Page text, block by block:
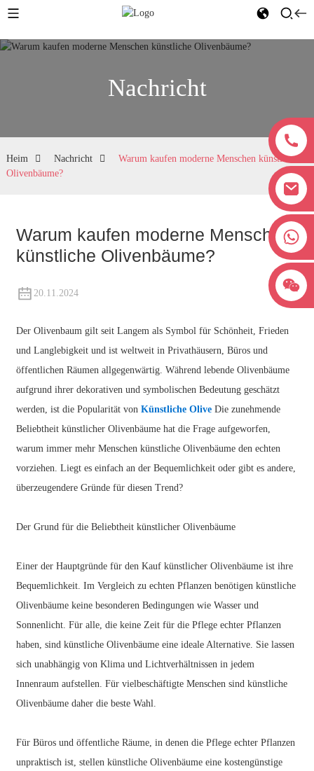
+8618038381627
Nachricht
Heim Nachricht
Warum kaufen moderne Menschen künstliche
Olivenbäume?
Warum kaufen moderne Menschen
künstliche Olivenbäume?
20.11.2024
Der Olivenbaum gilt seit Langem als Symbol für Schönheit, Frieden
und Langlebigkeit und ist weltweit in Privathäusern, Büros und
öffentlichen Räumen allgegenwärtig. Während lebende Olivenbäume
aufgrund ihrer dekorativen und symbolischen Bedeutung geschätzt
werden, ist die Popularität von Künstliche OliveDie zunehmende
Beliebtheit künstlicher Olivenbäume hat die Frage aufgeworfen,
warum immer mehr Menschen künstliche Olivenbäume den echten
vorziehen. Liegt es einfach an der Bequemlichkeit oder gibt es andere,
überzeugendere Gründe für diesen Trend?
Der Grund für die Beliebtheit künstlicher Olivenbäume
Einer der Hauptgründe für den Kauf künstlicher Olivenbäume ist ihre
Bequemlichkeit. Im Vergleich zu echten Pflanzen benötigen künstliche
Olivenbäume keine besonderen Bedingungen wie Wasser und
Sonnenlicht. Für alle, die keine Zeit für die Pflege echter Pflanzen
haben, sind künstliche Olivenbäume eine ideale Alternative. Sie lassen
sich unabhängig von Klima und Lichtverhältnissen in jedem
Innenraum aufstellen. Für vielbeschäftigte Menschen sind künstliche
Olivenbäume daher die beste Wahl.
Für Büros und öffentliche Räume, in denen die Pflege echter Pflanzen
unpraktisch ist, stellen künstliche Olivenbäume eine kostengünstige